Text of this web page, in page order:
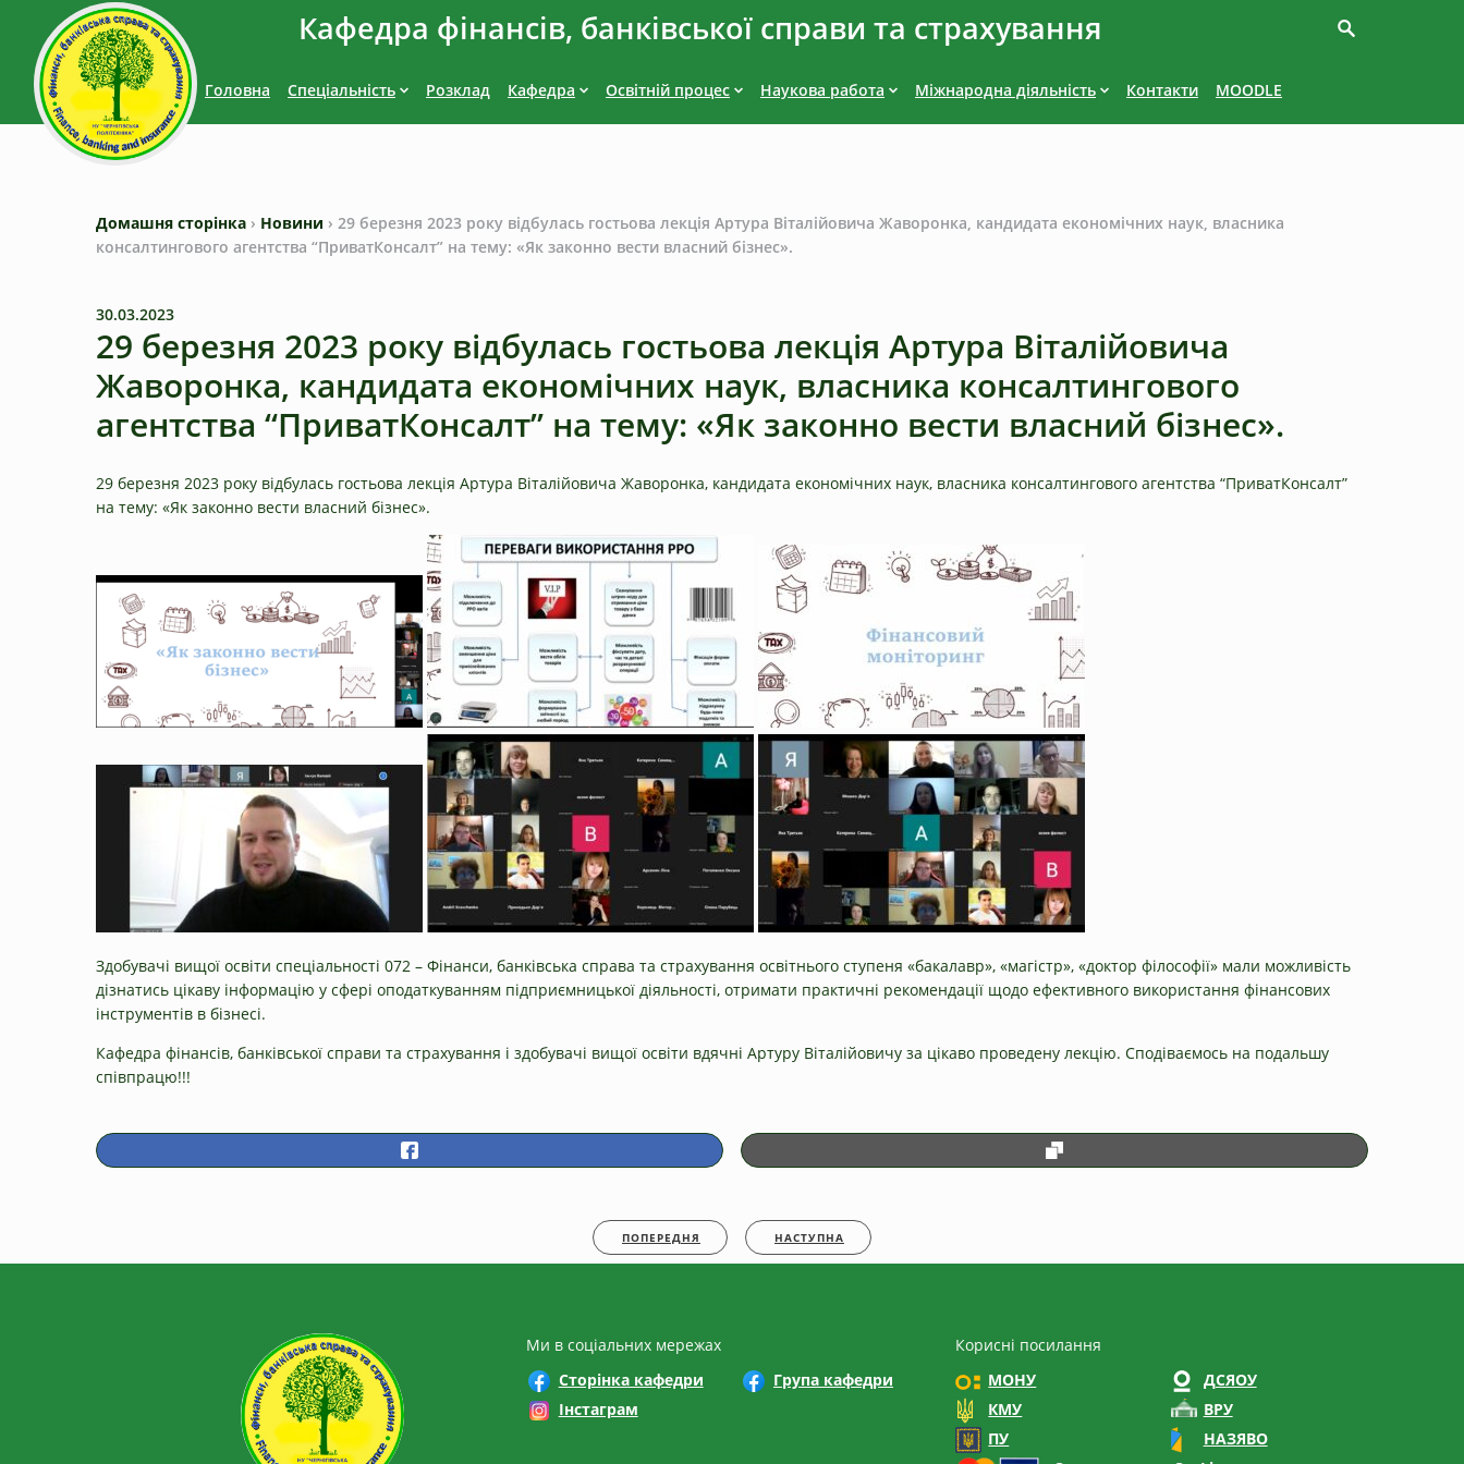
Кафедра фінансів, банківської справи та страхування
Головна Спеціальність Розклад Кафедра Освітній процес Наукова работа Міжнародна діяльність Контакти MOODLE
Домашня сторінка › Новини › 29 березня 2023 року відбулась гостьова лекція Артура Віталійовича Жаворонка, кандидата економічних наук, власника
консалтингового агентства “ПриватКонсалт” на тему: «Як законно вести власний бізнес».
30.03.2023
29 березня 2023 року відбулась гостьова лекція Артура Віталійовича
Жаворонка, кандидата економічних наук, власника консалтингового
агентства “ПриватКонсалт” на тему: «Як законно вести власний бізнес».
29 березня 2023 року відбулась гостьова лекція Артура Віталійовича Жаворонка, кандидата економічних наук, власника консалтингового агентства “ПриватКонсалт”
на тему: «Як законно вести власний бізнес».
Здобувачі вищої освіти спеціальності 072 – Фінанси, банківська справа та страхування освітнього ступеня «бакалавр», «магістр», «доктор філософії» мали можливість
дізнатись цікаву інформацію у сфері оподаткуванням підприємницької діяльності, отримати практичні рекомендації щодо ефективного використання фінансових
інструментів в бізнесі.
Кафедра фінансів, банківської справи та страхування і здобувачі вищої освіти вдячні Артуру Віталійовичу за цікаво проведену лекцію. Сподіваємось на подальшу
співпрацю!!!
ПОПЕРЕДНЯ НАСТУПНА
Ми в соціальних мережах
Сторінка кафедри
Група кафедри
Інстаграм
Корисні посилання
МОНУ
ДСЯОУ
КМУ
ВРУ
ПУ
НАЗЯВО